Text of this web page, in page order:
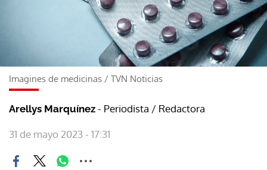
Imagines de medicinas / TVN Noticias
Arellys Marquínez - Periodista / Redactora
31 de mayo 2023 - 17:31